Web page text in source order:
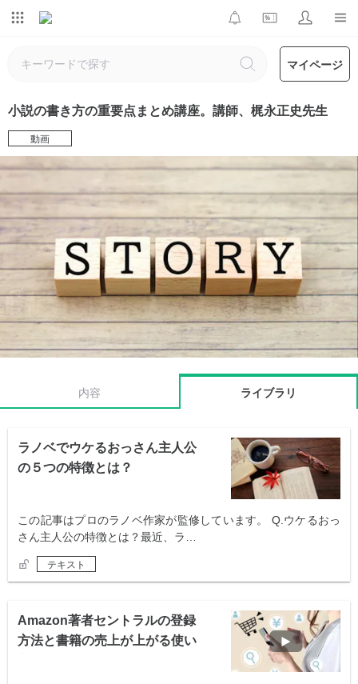
マイページ
小説の書き方の重要点まとめ講座。講師、梶永正史先生
動画
内容 ライブラリ
ラノベでウケるおっさん主人公
の５つの特徴とは？
この記事はプロのラノベ作家が監修しています。 Q.ウケるおっ
さん主人公の特徴とは？最近、ラ…
テキスト
Amazon著者セントラルの登録
方法と書籍の売上が上がる使い